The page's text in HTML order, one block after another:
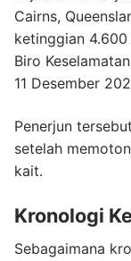
Cairns,
ketinggian
Biro
11 Desember
Penerjun
setelah
kait.
Kronologi
Sebagaimana